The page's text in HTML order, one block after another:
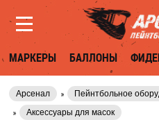
МАРКЕРЫ БАЛЛОНЫ
Арсенал Пейнтбольное
Аксессуары для масок